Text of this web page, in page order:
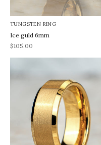
TUNGSTEN RING
Ice guld 6mm
REA-pris
$105.00